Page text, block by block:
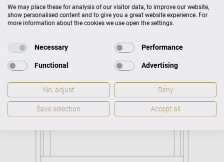
Dimensions et poids
H 114 × L
216 kg
We may place these for analysis of our visitor data, to improve our website,
show personalised content and to give you a great website experience. For
more information about the cookies we use open the settings.
Necessary Performance
Functional Advertising
No, adjust Deny
Save selection Accept all